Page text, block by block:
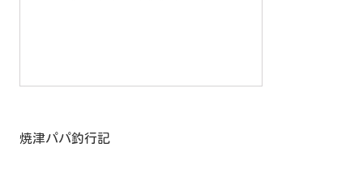
焼津パパ釣行記